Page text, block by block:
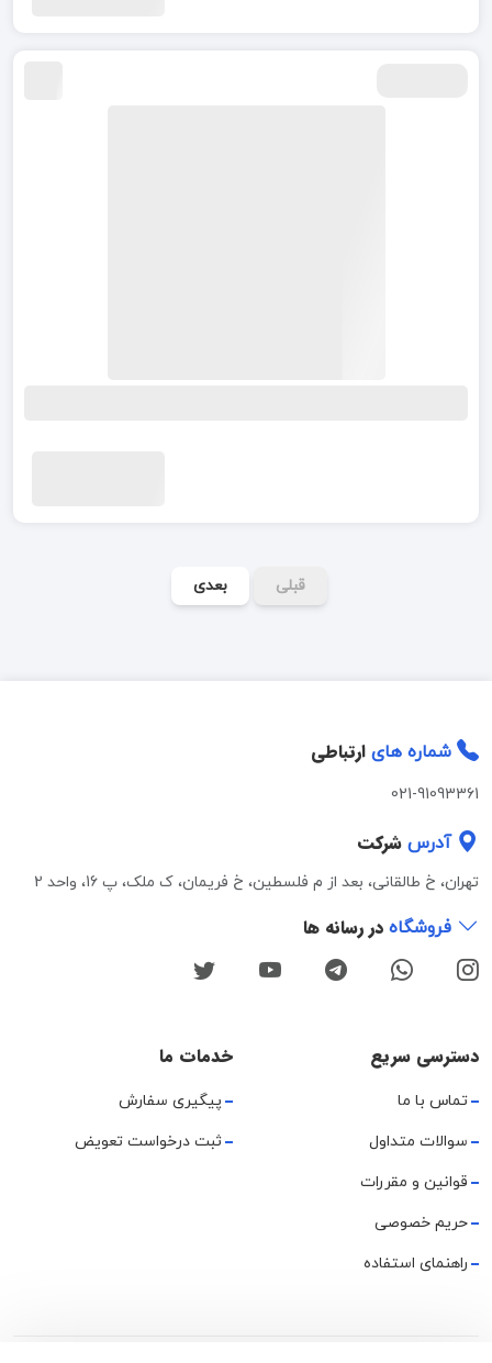
قبلی بعدی
شماره های ارتباطی
021-91093361
آدرس شرکت
تهران، خ طالقانی، بعد از م فلسطین، خ فریمان، ک ملک، پ 16، واحد 2
فروشگاه در رسانه ها
دسترسی سریع
تماس با ما
سوالات متداول
قوانین و مقررات
حریم خصوصی
راهنمای استفاده
خدمات ما
پیگیری سفارش
ثبت درخواست تعویض